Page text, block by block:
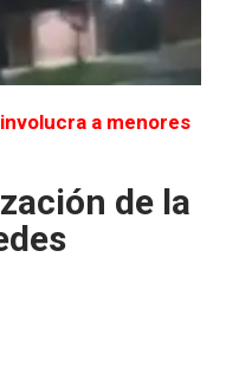
a menores
de la